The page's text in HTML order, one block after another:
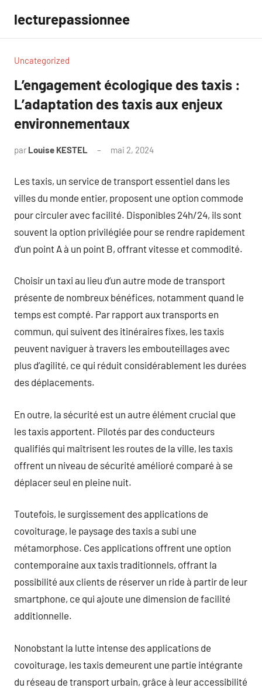
contenu
lecturepassionnee
Uncategorized
L’engagement écologique des taxis :
L’adaptation des taxis aux enjeux
environnementaux
par Louise KESTEL mai 2, 2024
Les taxis, un service de transport essentiel dans les
villes du monde entier, proposent une option commode
pour circuler avec facilité. Disponibles 24h/24, ils sont
souvent la option privilégiée pour se rendre rapidement
d’un point A à un point B, offrant vitesse et commodité.
Choisir un taxi au lieu d’un autre mode de transport
présente de nombreux bénéfices, notamment quand le
temps est compté. Par rapport aux transports en
commun, qui suivent des itinéraires fixes, les taxis
peuvent naviguer à travers les embouteillages avec
plus d’agilité, ce qui réduit considérablement les durées
des déplacements.
En outre, la sécurité est un autre élément crucial que
les taxis apportent. Pilotés par des conducteurs
qualifiés qui maîtrisent les routes de la ville, les taxis
offrent un niveau de sécurité amélioré comparé à se
déplacer seul en pleine nuit.
Toutefois, le surgissement des applications de
covoiturage, le paysage des taxis a subi une
métamorphose. Ces applications offrent une option
contemporaine aux taxis traditionnels, offrant la
possibilité aux clients de réserver un ride à partir de leur
smartphone, ce qui ajoute une dimension de facilité
additionnelle.
Nonobstant la lutte intense des applications de
covoiturage, les taxis demeurent une partie intégrante
du réseau de transport urbain, grâce à leur accessibilité